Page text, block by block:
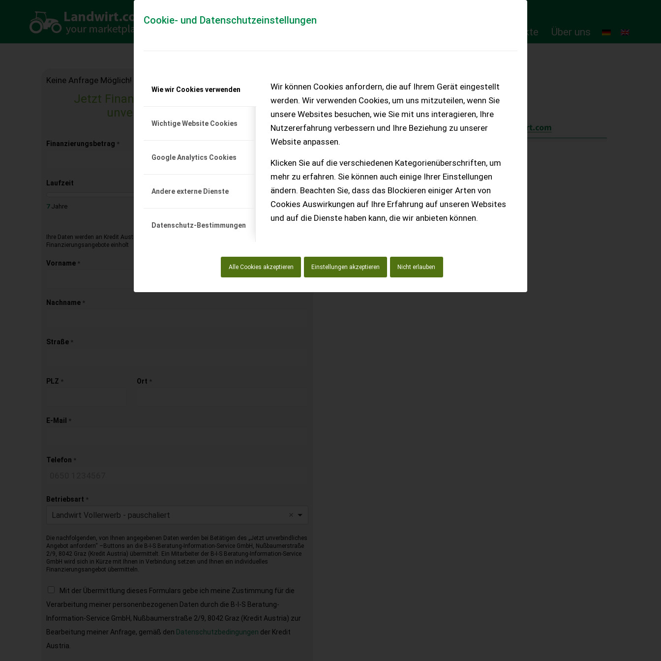
Cookie- und Datenschutzeinstellungen
Wie wir Cookies verwenden
Wichtige Website Cookies
Google Analytics Cookies
Andere externe Dienste
Datenschutz-Bestimmungen
Wir können Cookies anfordern, die auf Ihrem Gerät eingestellt
werden. Wir verwenden Cookies, um uns mitzuteilen, wenn Sie
unsere Websites besuchen, wie Sie mit uns interagieren, Ihre
Nutzererfahrung verbessern und Ihre Beziehung zu unserer
Website anpassen.
Klicken Sie auf die verschiedenen Kategorienüberschriften, um
mehr zu erfahren. Sie können auch einige Ihrer Einstellungen
ändern. Beachten Sie, dass das Blockieren einiger Arten von
Cookies Auswirkungen auf Ihre Erfahrung auf unseren Websites
und auf die Dienste haben kann, die wir anbieten können.
Alle Cookies akzeptieren Einstellungen akzeptieren Nicht erlauben
Online-Produkte Über uns
Keine Anfrage Möglich!
Jetzt Finanzierungsangebot anfordern
unverbindlich & kostenlos!
Finanzierungsbetrag *
Laufzeit
7Jahre
Ihre Daten werden an Kredit Austria übermittelt, die dann für Sie kostenlos unverbindliche
Finanzierungsangebote einholt
Vorname *
Nachname *
Straße *
PLZ * Ort *
E-Mail *
Telefon *
Betriebsart *
Landwirt Vollerwerb - pauschaliert
Die nachfolgenden, von Ihnen angegebenen Daten werden bei Betätigen des „Jetzt unverbindliches
Angebot anfordern“ –Buttons an die B-I-S Beratung-Information-Service GmbH, Nußbaumerstraße
2/9, 8042 Graz (Kredit Austria) übermittelt. Ein Mitarbeiter der B-I-S Beratung-Information-Service
GmbH wird sich in Kürze mit Ihnen in Verbindung setzen und Ihnen ein individuelles
Finanzierungsangebot übermitteln.
Mit der Übermittlung dieses Formulars gebe ich meine Zustimmung für die
Verarbeitung meiner personenbezogenen Daten durch die B-I-S Beratung-
Information-Service GmbH, Nußbaumerstraße 2/9, 8042 Graz (Kredit Austria) zur
Bearbeitung meiner Anfrage, gemäß den Datenschutzbedingungen der Kredit
Austria.